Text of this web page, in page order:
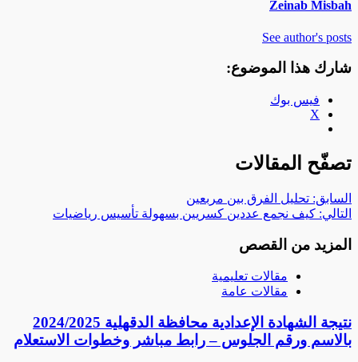
Zeinab Misbah
See author's posts
شارك هذا الموضوع:
فيس بوك
X
تصفّح المقالات
السابق: تحليل الفرق بين مربعين
التالي: كيف نجمع عددين كسريين بسهولة تأسيس رياضيات
المزيد من القصص
مقالات تعليمية
مقالات عامة
نتيجة الشهادة الإعدادية محافظة الدقهلية 2024/2025
بالاسم ورقم الجلوس – رابط مباشر وخطوات الاستعلام